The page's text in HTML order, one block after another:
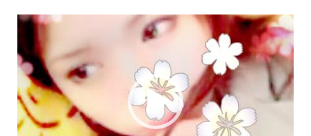
動
プ
レ
ー
ヤ
ー